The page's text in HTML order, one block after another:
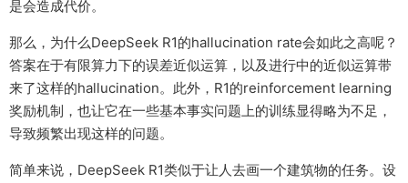
是会造成代价。
那么，为什么DeepSeek R1的hallucination rate会如此之高呢？
答案在于有限算力下的误差近似运算，以及进行中的近似运算带
来了这样的hallucination。此外，R1的reinforcement learning
奖励机制，也让它在一些基本事实问题上的训练显得略为不足，
导致频繁出现这样的问题。
简单来说，DeepSeek R1类似于让人去画一个建筑物的任务。设